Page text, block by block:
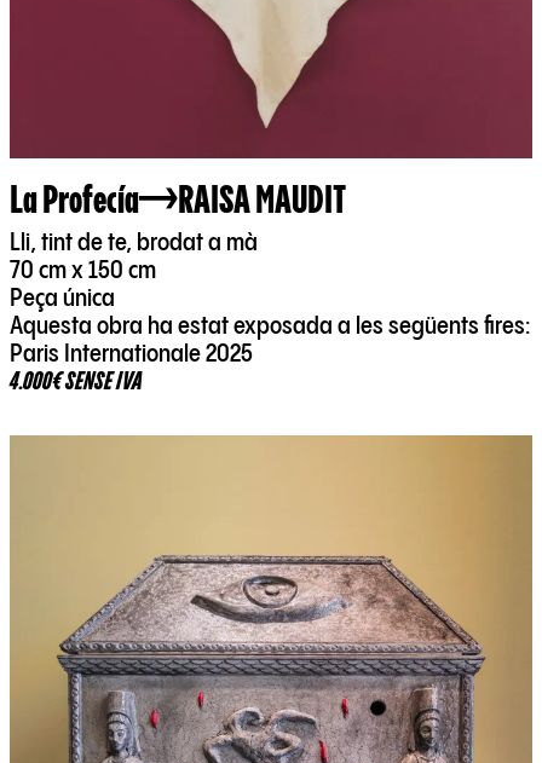
La Profecía RAISA MAUDIT
Lli, tint de te, brodat a mà
70 cm x 150 cm
Peça única
Aquesta obra ha estat exposada a les següents fires:
Paris Internationale 2025
4.000€ SENSE IVA